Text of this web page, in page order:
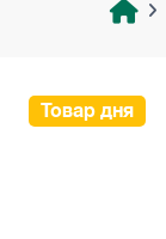
Товар дня